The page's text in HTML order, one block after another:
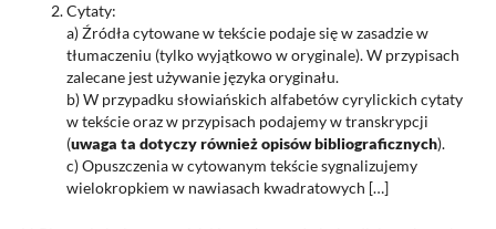
Cytaty:
a) Źródła cytowane w tekście podaje się w zasadzie w
tłumaczeniu (tylko wyjątkowo w oryginale). W przypisach
zalecane jest używanie języka oryginału.
b) W przypadku słowiańskich alfabetów cyrylickich cytaty
w tekście oraz w przypisach podajemy w transkrypcji
(uwaga ta dotyczy również opisów bibliograficznych).
c) Opuszczenia w cytowanym tekście sygnalizujemy
wielokropkiem w nawiasach kwadratowych […]